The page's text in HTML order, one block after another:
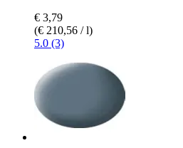
€ 3,79
(€ 210,56 / l)
5.0 (3)